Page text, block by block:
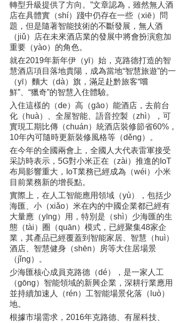
轉型升級提供了方向。”文章認為，雖然無人酒
店在具體實（shí）踐中仍存在一些（xiē）問
題，但是隨著智能技術的不斷發展，無人酒
（jiǔ）店在未來酒店業的發展中將會扮演愈加
重要（yào）的角色。
就在2019年新年伊（yī）始，克路德打造的智
慧酒店項目落地貴陽，成為當地“智慧旅遊”的一
（yī）麵大（dà）旗，滿足赴黔旅客“嚐
鮮”、“獵奇”的智慧入住體驗。
入住這樣的（de）高（gāo）能酒店，去前台
化（huà）、全屋智能、語音控製（zhì），可
實現工期比傳（chuán）統酒店裝修節省60%，
10年內可隨時更新裝修風格等（děng）。
在今年的全國兩會上，全國人大代表雷軍接受
采訪時表示，5G對小米正在（zài）推進的IoT
布局影響重大，IoT業務已經成為（wéi）小米
目前業務新的增長點。
實際上，在人工智能應用領域（yù），包括少
海匯、小（xiǎo）米在內的中國企業都已經有
大量應（yīng）用，特別是（shì）少海匯的生
態（tài）圈（quān）模式，已經聚集48家企
業，其產品已經覆蓋到智能家居、智慧（huì）
酒店、智慧健身（shēn）房等大住居場景
（jǐng）。
少海匯核心成員克路德（dé），是一家人工
（gōng）智能領域的新興企業，深耕行業應用
並持續加速人（rén）工智能場景化落（luò）
地。
根據市場需求，2016年克路德、有屋科技、